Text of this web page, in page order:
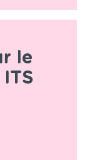
le